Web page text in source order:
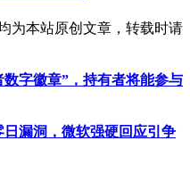
为本站原创文章，转载时请
字徽章”，持有者将能参与
漏洞，微软强硬回应引争